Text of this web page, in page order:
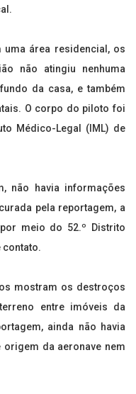
uma área residencial, os
não atingiu nenhuma
da casa, e também
O corpo do piloto foi
Médico-Legal (IML) de
não havia informações
pela reportagem, a
meio do 52.º Distrito
contato.
mostram os destroços
entre imóveis da
ainda não havia
da aeronave nem